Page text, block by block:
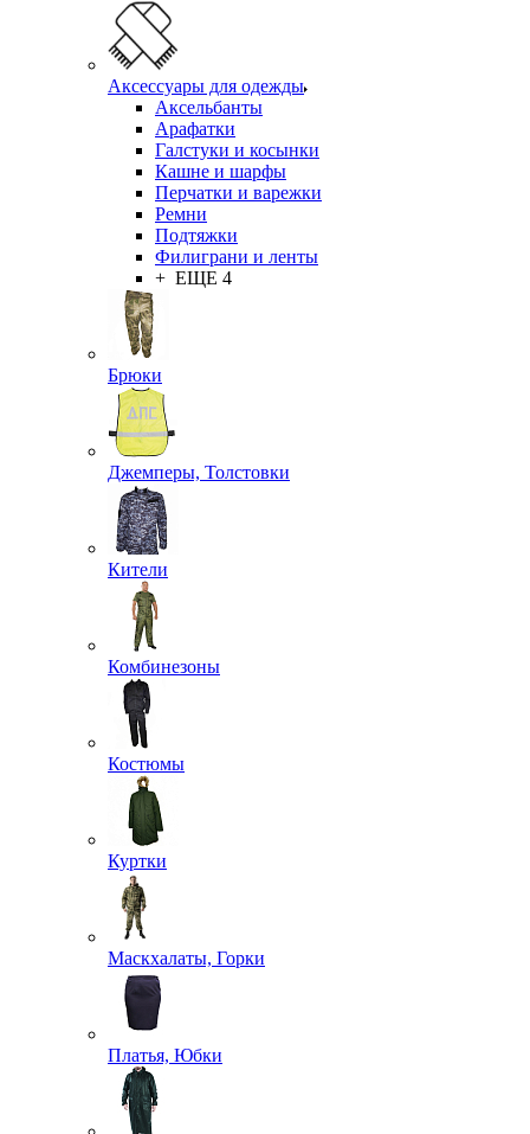
Аксессуары для одежды
Аксельбанты
Арафатки
Галстуки и косынки
Кашне и шарфы
Перчатки и варежки
Ремни
Подтяжки
Филиграни и ленты
+ ЕЩЕ 4
Брюки
Джемперы, Толстовки
Кители
Комбинезоны
Костюмы
Куртки
Маскхалаты, Горки
Платья, Юбки